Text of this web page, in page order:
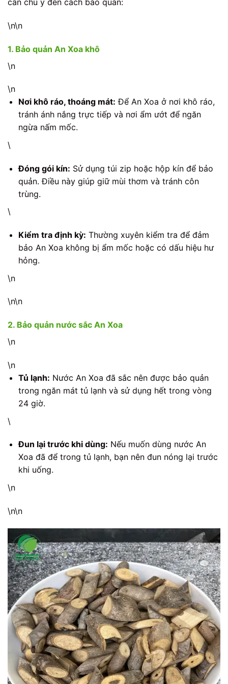
\n\n
1. Bảo quản An Xoa khô
\n
\n
Nơi khô ráo, thoáng mát: Để An Xoa ở nơi khô ráo,
tránh ánh nắng trực tiếp và nơi ẩm ướt để ngăn
ngừa nấm mốc.
\
Đóng gói kín: Sử dụng túi zip hoặc hộp kín để bảo
quản. Điều này giúp giữ mùi thơm và tránh côn
trùng.
\
Kiểm tra định kỳ: Thường xuyên kiểm tra để đảm
bảo An Xoa không bị ẩm mốc hoặc có dấu hiệu hư
hỏng.
\n
\n\n
2. Bảo quản nước sắc An Xoa
\n
\n
Tủ lạnh: Nước An Xoa đã sắc nên được bảo quản
trong ngăn mát tủ lạnh và sử dụng hết trong vòng
24 giờ.
\
Đun lại trước khi dùng: Nếu muốn dùng nước An
Xoa đã để trong tủ lạnh, bạn nên đun nóng lại trước
khi uống.
\n
\n\n